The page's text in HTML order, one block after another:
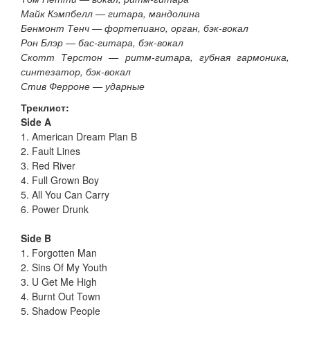
Майк Кэмпбелл — гитара, мандолина
Бенмонт Тенч — фортепиано, орган, бэк-вокал
Рон Блэр — бас-гитара, бэк-вокал
Скотт Терстон — ритм-гитара, губная гармоника,
синтезатор, бэк-вокал
Стив Ферроне — ударные
Треклист:
Side A
1. American Dream Plan B
2. Fault Lines
3. Red River
4. Full Grown Boy
5. All You Can Carry
6. Power Drunk
Side B
1. Forgotten Man
2. Sins Of My Youth
3. U Get Me High
4. Burnt Out Town
5. Shadow People